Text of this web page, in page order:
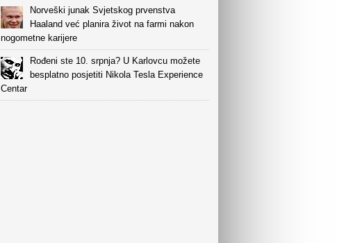
Norveški junak Svjetskog prvenstva
Haaland već planira život na farmi nakon
nogometne karijere
Rođeni ste 10. srpnja? U Karlovcu možete
besplatno posjetiti Nikola Tesla Experience
Centar